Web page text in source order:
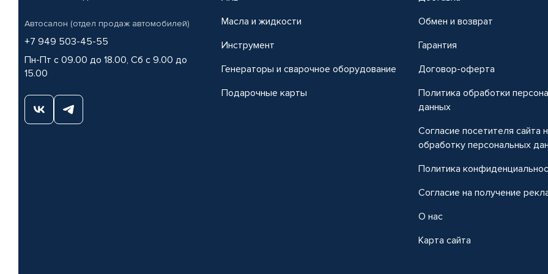
Автосалон (отдел продаж автомобилей)
+7 949 503-45-55
Пн-Пт с 09.00 до 18.00, Сб с 9.00 до
15.00
Масла и жидкости
Инструмент
Генераторы и сварочное оборудование
Подарочные карты
Обмен и возврат
Гарантия
Договор-оферта
Политика обработки
данных
Согласие посетителя сайта
обработку персональных
Политика
Согласие на получение
О нас
Карта сайта